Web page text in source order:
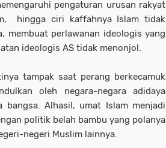
pengaturan urusan rakyat
hingga ciri kaffahnya Islam tidak
membuat perlawanan ideologis yang
ideologis AS tidak menonjol.
tampak saat perang berkecamuk
oleh negara-negara adidaya
bangsa. Alhasil, umat Islam menjadi
politik belah bambu yang polanya
negeri Muslim lainnya.